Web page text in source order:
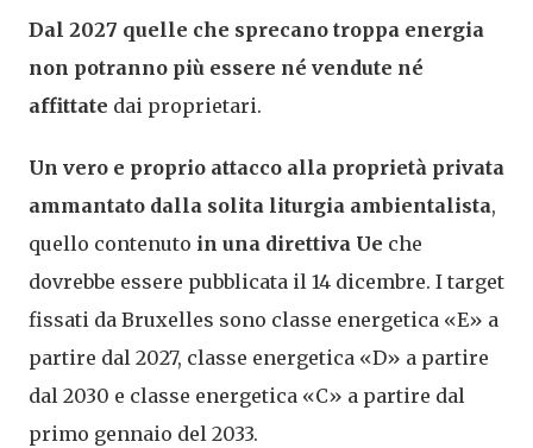
Dal 2027 quelle che sprecano troppa energia
non potranno più essere né vendute né
affittate dai proprietari.
Un vero e proprio attacco alla proprietà privata
ammantato dalla solita liturgia ambientalista,
quello contenuto in una direttiva Ue che
dovrebbe essere pubblicata il 14 dicembre. I target
fissati da Bruxelles sono classe energetica «E» a
partire dal 2027, classe energetica «D» a partire
dal 2030 e classe energetica «C» a partire dal
primo gennaio del 2033.